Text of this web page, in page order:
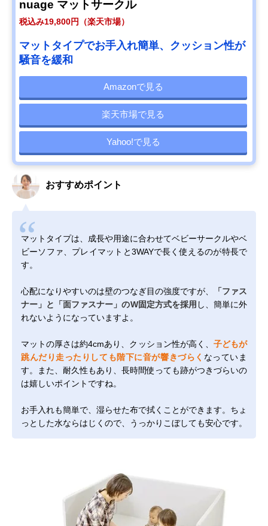
nuage マットサークル
税込み19,800円（楽天市場）
マットタイプでお手入れ簡単、クッション性が
騒音を緩和
Amazonで見る
楽天市場で見る
Yahoo!で見る
おすすめポイント
マットタイプは、成長や用途に合わせてベビーサークルやベ
ビーソファ、プレイマットと3WAYで長く使えるのが特長で
す。
心配になりやすいのは壁のつなぎ目の強度ですが、
「ファス
ナー」と「面ファスナー」のW固定方式を採用 し、簡単に外
れないようになっていますよ。
マットの厚さは約4cmあり、クッション性が高く、 子どもが
跳んだり走ったりしても階下に音が響きづらく なっていま
す。また、耐久性もあり、長時間使っても跡がつきづらいの
は嬉しいポイントですね。
お手入れも簡単で、湿らせた布で拭くことができます。ちょ
っとした水ならはじくので、うっかりこぼしても安心です。